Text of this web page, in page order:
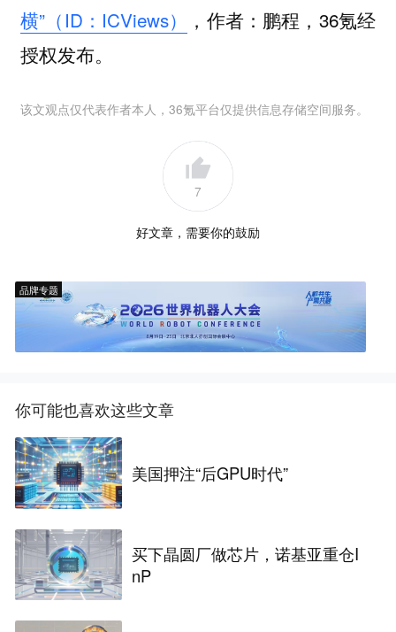
横”（ID：ICViews）
，作者：鹏程，36氪经
授权发布。
该文观点仅代表作者本人，36氪平台仅提供信息存储空间服务。
7
好文章，需要你的鼓励
品牌专题
你可能也喜欢这些文章
美国押注“后GPU时代”
买下晶圆厂做芯片，诺基亚重仓I
nP